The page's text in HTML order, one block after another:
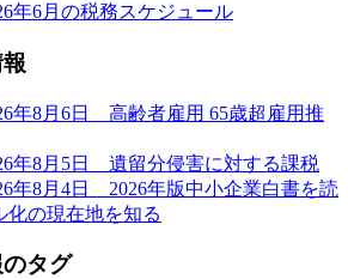
年6月の税務スケジュール
年8月6日 高齢者雇用 65歳超雇用推
年8月5日 遺留分侵害に対する課税
年8月4日 2026年版中小企業白書を読
化の現在地を知る
タグ